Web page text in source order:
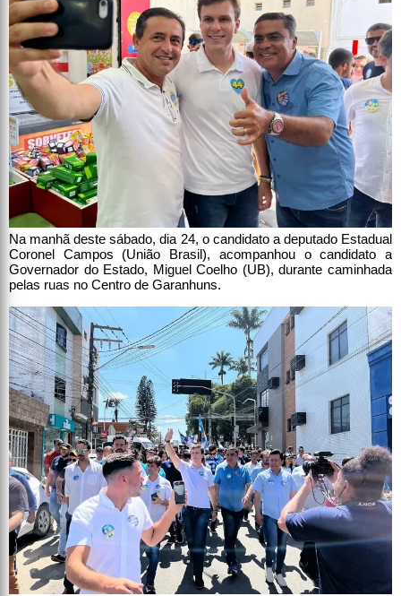
Na manhã deste sábado, dia 24, o candidato a deputado Estadual
Coronel Campos (União Brasil), acompanhou o candidato a
Governador do Estado, Miguel Coelho (UB), durante caminhada
pelas ruas no Centro de Garanhuns.